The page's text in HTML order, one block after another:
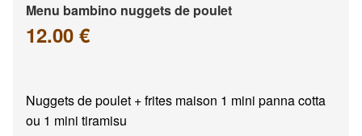
Menu bambino nuggets de poulet
12.00 €
Nuggets de poulet + frites maison 1 mini panna cotta
ou 1 mini tiramisu